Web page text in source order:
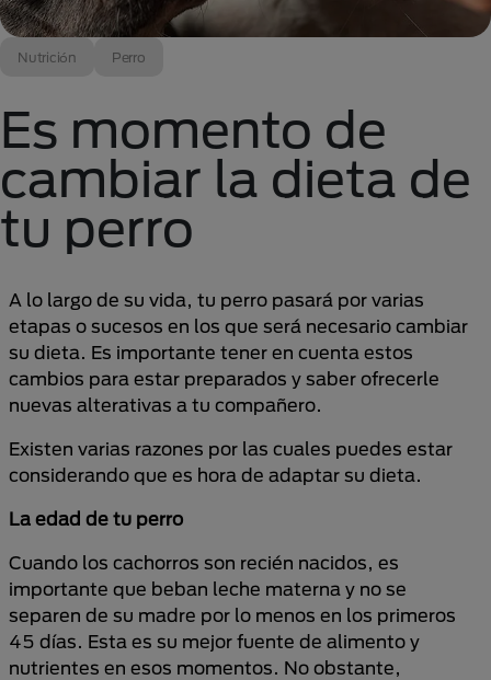
Nutrición Perro
Es momento de
cambiar la dieta de
tu perro
A lo largo de su vida, tu perro pasará por varias
etapas o sucesos en los que será necesario cambiar
su dieta. Es importante tener en cuenta estos
cambios para estar preparados y saber ofrecerle
nuevas alterativas a tu compañero.
Existen varias razones por las cuales puedes estar
considerando que es hora de adaptar su dieta.
La edad de tu perro
Cuando los cachorros son recién nacidos, es
importante que beban leche materna y no se
separen de su madre por lo menos en los primeros
45 días. Esta es su mejor fuente de alimento y
nutrientes en esos momentos. No obstante,